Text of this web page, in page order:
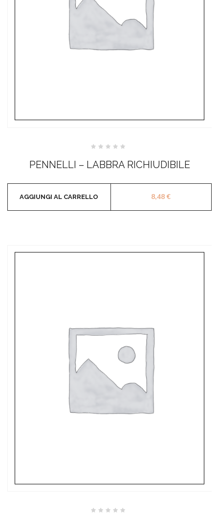
su
5
PENNELLI – LABBRA RICHIUDIBILE
8,48€
AGGIUNGI AL CARRELLO